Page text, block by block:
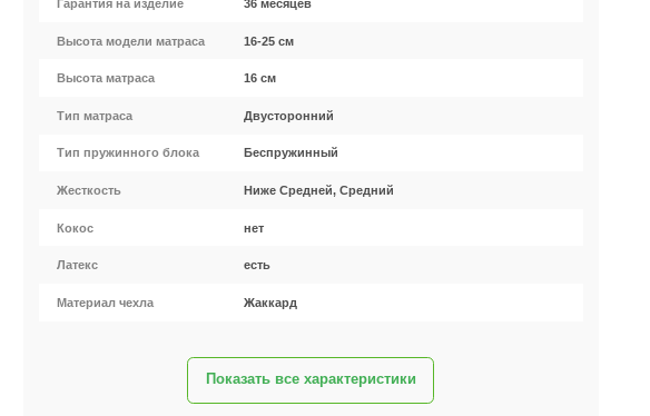
Гарантия на изделие 36 месяцев
Высота модели матраса 16-25 см
Высота матраса 16 см
Тип матраса Двусторонний
Тип пружинного блока Беспружинный
Жесткость Ниже Средней, Средний
Кокос нет
Латекс есть
Материал чехла Жаккард
Показать все характеристики